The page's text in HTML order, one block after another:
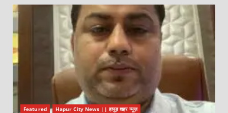
Featured Hapur City News || हापुड़ शहर न्यूज़